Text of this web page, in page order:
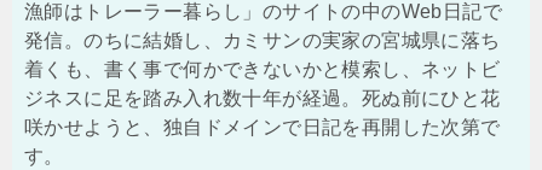
漁師はトレーラー暮らし」のサイトの中のWeb日記で
発信。のちに結婚し、カミサンの実家の宮城県に落ち
着くも、書く事で何かできないかと模索し、ネットビ
ジネスに足を踏み入れ数十年が経過。死ぬ前にひと花
咲かせようと、独自ドメインで日記を再開した次第で
す。